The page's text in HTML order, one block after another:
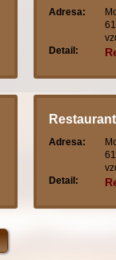
Adresa:
Detail:
Adresa:
Detail: